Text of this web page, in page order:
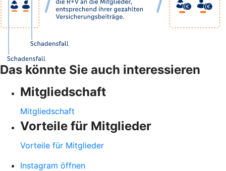
Das könnte Sie auch interessieren
Mitgliedschaft
Mitgliedschaft
Vorteile für Mitglieder
Vorteile für Mitglieder
Instagram öffnen